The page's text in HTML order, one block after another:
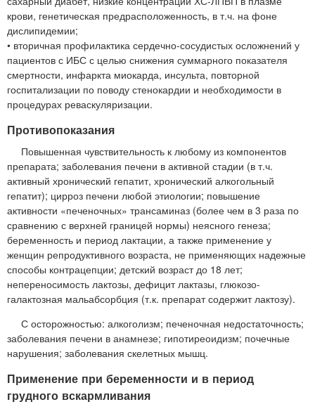
крови, генетическая предрасположенность, в т.ч. на фоне
дислипидемии;
• вторичная профилактика сердечно-сосудистых осложнений у
пациентов с ИБС с целью снижения суммарного показателя
смертности, инфаркта миокарда, инсульта, повторной
госпитализации по поводу стенокардии и необходимости в
процедурах реваскуляризации.
Противопоказания
Повышенная чувствительность к любому из компонентов
препарата; заболевания печени в активной стадии (в т.ч.
активный хронический гепатит, хронический алкогольный
гепатит); цирроз печени любой этиологии; повышение
активности «печеночных» трансаминаз (более чем в 3 раза по
сравнению с верхней границей нормы) неясного генеза;
беременность и период лактации, а также применение у
женщин репродуктивного возраста, не применяющих надежные
способы контрацепции; детский возраст до 18 лет;
непереносимость лактозы, дефицит лактазы, глюкозо-
галактозная мальабсорбция (т.к. препарат содержит лактозу).
С осторожностью: алкоголизм; печеночная недостаточность;
заболевания печени в анамнезе; гипотиреоидизм; почечные
нарушения; заболевания скелетных мышц.
Применение при беременности и в период
грудного вскармливания